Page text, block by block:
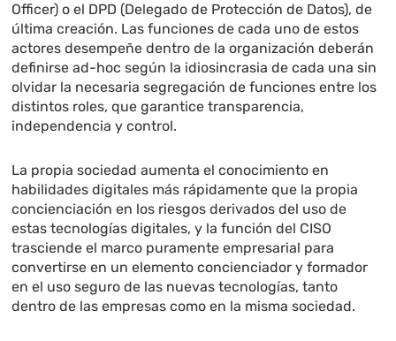
Officer) o el DPD (Delegado de Protección de Datos), de
última creación. Las funciones de cada uno de estos
actores desempeñe dentro de la organización deberán
definirse ad-hoc según la idiosincrasia de cada una sin
olvidar la necesaria segregación de funciones entre los
distintos roles, que garantice transparencia,
independencia y control.
La propia sociedad aumenta el conocimiento en
habilidades digitales más rápidamente que la propia
concienciación en los riesgos derivados del uso de
estas tecnologías digitales, y la función del CISO
trasciende el marco puramente empresarial para
convertirse en un elemento concienciador y formador
en el uso seguro de las nuevas tecnologías, tanto
dentro de las empresas como en la misma sociedad.